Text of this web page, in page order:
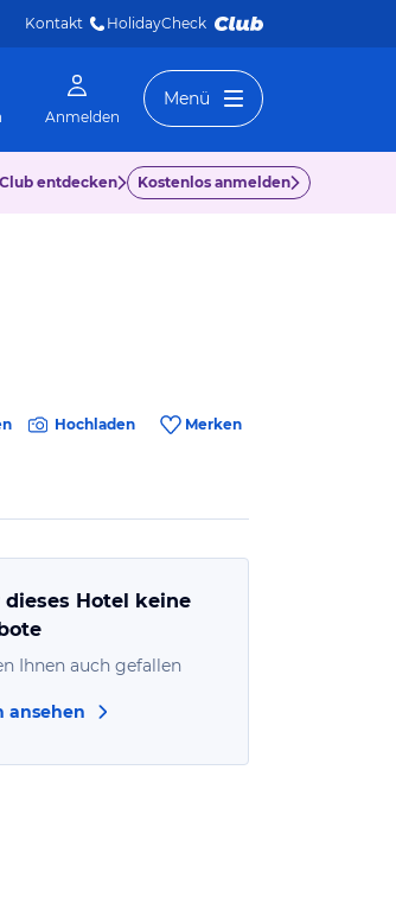
Kontakt HolidayCheck
Anmelden
Menü
Club entdecken Kostenlos anmelden
Hochladen Merken
Hotel keine
Ihnen auch gefallen
ansehen